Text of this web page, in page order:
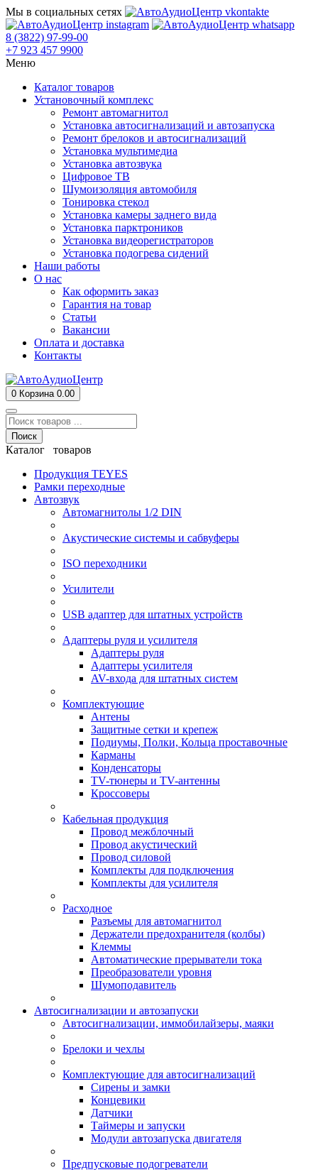
Мы в социальных сетях
8 (3822) 97-99-00
+7 923 457 9900
Меню
Каталог товаров
Установочный комплекс
Ремонт автомагнитол
Установка автосигнализаций и автозапуска
Ремонт брелоков и автосигнализаций
Установка мультимедиа
Установка автозвука
Цифровое ТВ
Шумоизоляция автомобиля
Тонировка стекол
Установка камеры заднего вида
Установка парктроников
Установка видеорегистраторов
Установка подогрева сидений
Наши работы
О нас
Как оформить заказ
Гарантия на товар
Статьи
Вакансии
Оплата и доставка
Контакты
0 Корзина 0.00
Поиск
Каталог товаров
Продукция TEYES
Рамки переходные
Автозвук
Автомагнитолы 1/2 DIN
Акустические системы и сабвуферы
ISO переходники
Усилители
USB адаптер для штатных устройств
Адаптеры руля и усилителя
Адаптеры руля
Адаптеры усилителя
AV-входа для штатных систем
Комплектующие
Антены
Защитные сетки и крепеж
Подиумы, Полки, Кольца проставочные
Карманы
Конденсаторы
TV-тюнеры и TV-антенны
Кроссоверы
Кабельная продукция
Провод межблочный
Провод акустический
Провод силовой
Комплекты для подключения
Комплекты для усилителя
Расходное
Разъемы для автомагнитол
Держатели предохранителя (колбы)
Клеммы
Автоматические прерыватели тока
Преобразователи уровня
Шумоподавитель
Автосигнализации и автозапуски
Автосигнализации, иммобилайзеры, маяки
Брелоки и чехлы
Комплектующие для автосигнализаций
Сирены и замки
Концевики
Датчики
Таймеры и запуски
Модули автозапуска двигателя
Предпусковые подогреватели